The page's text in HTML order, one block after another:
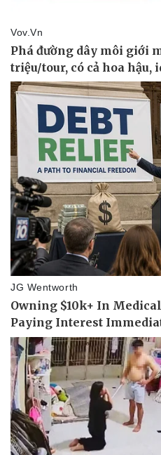
Pháp luật
Vụ án
Tin nóng
Tư vấn luật